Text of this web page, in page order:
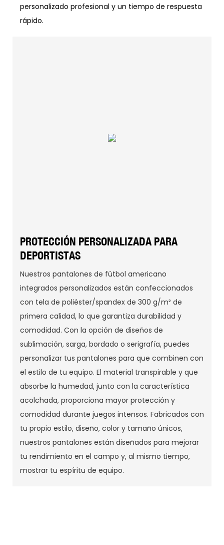
personalizado profesional y un tiempo de respuesta
rápido.
PROTECCIÓN PERSONALIZADA PARA
DEPORTISTAS
Nuestros pantalones de fútbol americano
integrados personalizados están confeccionados
con tela de poliéster/spandex de 300 g/m² de
primera calidad, lo que garantiza durabilidad y
comodidad. Con la opción de diseños de
sublimación, sarga, bordado o serigrafía, puedes
personalizar tus pantalones para que combinen con
el estilo de tu equipo. El material transpirable y que
absorbe la humedad, junto con la característica
acolchada, proporciona mayor protección y
comodidad durante juegos intensos. Fabricados con
tu propio estilo, diseño, color y tamaño únicos,
nuestros pantalones están diseñados para mejorar
tu rendimiento en el campo y, al mismo tiempo,
mostrar tu espíritu de equipo.